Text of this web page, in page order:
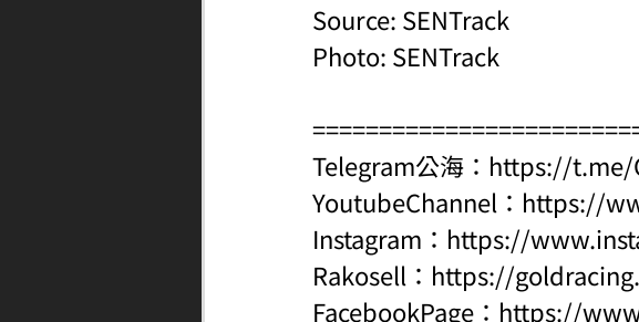
Source: SENTrack
Photo: SENTrack
Telegram公海： https://t.me/
YoutubeChannel： https://
Instagram： https://
Rakosell： https://
FacebookPage： https://